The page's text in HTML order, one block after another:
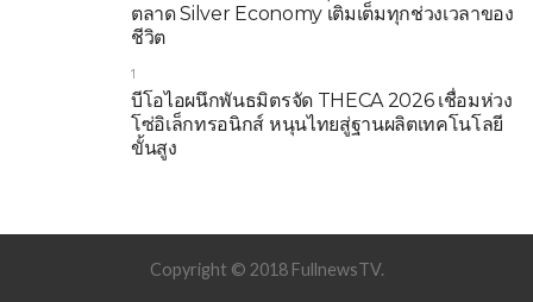
ตลาด Silver Economy เติมเต็มทุกช่วงเวลาของ
ชีวิต
1
บีโอไอผนึกพันธมิตรจัด THECA 2026 เชื่อมห่วง
โซ่อิเล็กทรอนิกส์ หนุนไทยสู่ฐานผลิตเทคโนโลยี
ขั้นสูง
Copyright © 2018 FullnewsTV.